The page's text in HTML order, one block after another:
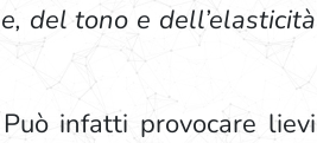
del tono e dell’elasticità
infatti provocare lievi